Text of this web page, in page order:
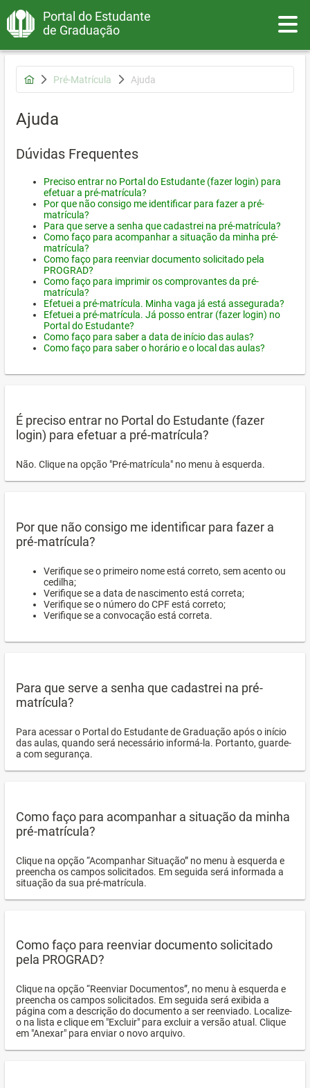
Portal do Estudante
de Graduação
Pré-Matrícula Ajuda
Ajuda
Dúvidas Frequentes
Preciso entrar no Portal do Estudante (fazer login) para
efetuar a pré-matrícula?
Por que não consigo me identificar para fazer a pré-
matrícula?
Para que serve a senha que cadastrei na pré-matrícula?
Como faço para acompanhar a situação da minha pré-
matrícula?
Como faço para reenviar documento solicitado pela
PROGRAD?
Como faço para imprimir os comprovantes da pré-
matrícula?
Efetuei a pré-matrícula. Minha vaga já está assegurada?
Efetuei a pré-matrícula. Já posso entrar (fazer login) no
Portal do Estudante?
Como faço para saber a data de início das aulas?
Como faço para saber o horário e o local das aulas?
É preciso entrar no Portal do Estudante (fazer
login) para efetuar a pré-matrícula?
Não. Clique na opção "Pré-matrícula" no menu à esquerda.
Por que não consigo me identificar para fazer a
pré-matrícula?
Verifique se o primeiro nome está correto, sem acento ou
cedilha;
Verifique se a data de nascimento está correta;
Verifique se o número do CPF está correto;
Verifique se a convocação está correta.
Para que serve a senha que cadastrei na pré-
matrícula?
Para acessar o Portal do Estudante de Graduação após o início
das aulas, quando será necessário informá-la. Portanto, guarde-
a com segurança.
Como faço para acompanhar a situação da minha
pré-matrícula?
Clique na opção “Acompanhar Situação” no menu à esquerda e
preencha os campos solicitados. Em seguida será informada a
situação da sua pré-matrícula.
Como faço para reenviar documento solicitado
pela PROGRAD?
Clique na opção “Reenviar Documentos”, no menu à esquerda e
preencha os campos solicitados. Em seguida será exibida a
página com a descrição do documento a ser reenviado. Localize-
o na lista e clique em "Excluir" para excluir a versão atual. Clique
em "Anexar" para enviar o novo arquivo.